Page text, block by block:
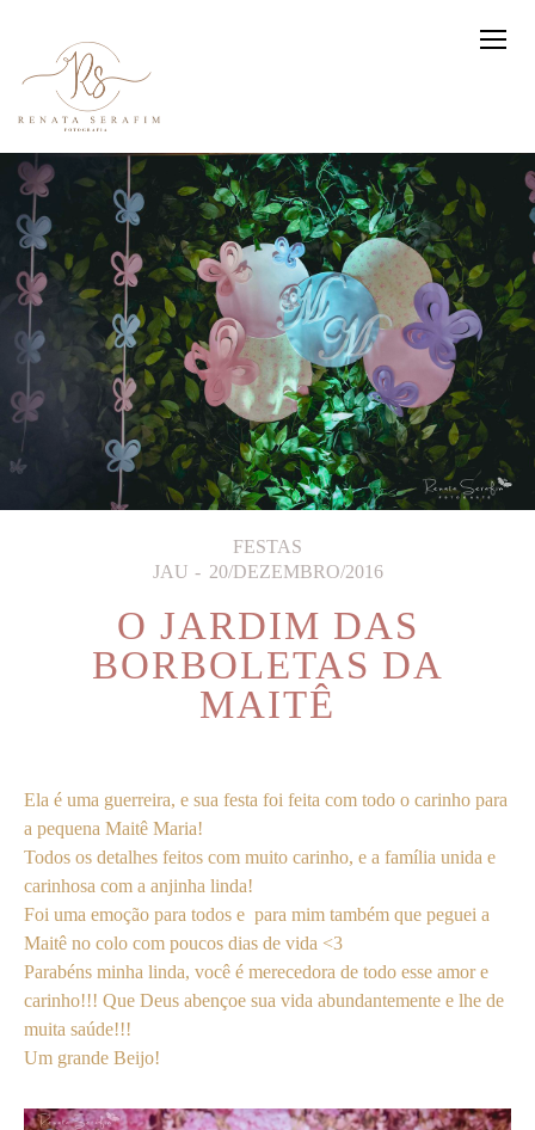
FESTAS
JAU
20/DEZEMBRO/2016
O JARDIM DAS
BORBOLETAS DA
MAITÊ
Ela é uma guerreira, e sua festa foi feita com todo o carinho para
a pequena Maitê Maria!
Todos os detalhes feitos com muito carinho, e a família unida e
carinhosa com a anjinha linda!
Foi uma emoção para todos e para mim também que peguei a
Maitê no colo com poucos dias de vida <3
Parabéns minha linda, você é merecedora de todo esse amor e
carinho!!! Que Deus abençoe sua vida abundantemente e lhe de
muita saúde!!!
Um grande Beijo!